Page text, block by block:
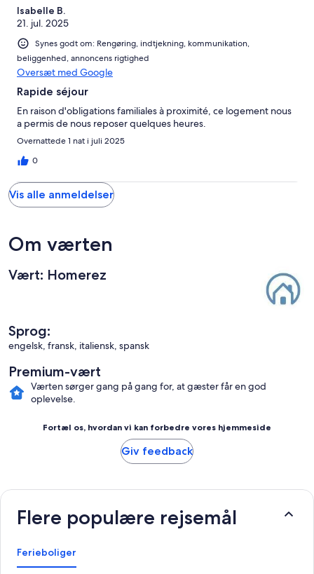
Isabelle B.
21. jul. 2025
Synes godt om: Rengøring, indtjekning, kommunikation,
beliggenhed, annoncens rigtighed
Oversæt med Google
Rapide séjour
En raison d'obligations familiales à proximité, ce logement nous
a permis de nous reposer quelques heures.
Overnattede 1 nat i juli 2025
0
Vis alle anmeldelser
Om værten
Vært: Homerez
Sprog:
engelsk, fransk, italiensk, spansk
Premium-vært
Værten sørger gang på gang for, at gæster får en god
oplevelse.
Fortæl os, hvordan vi kan forbedre vores hjemmeside
Giv feedback
Flere populære rejsemål
Ferieboliger